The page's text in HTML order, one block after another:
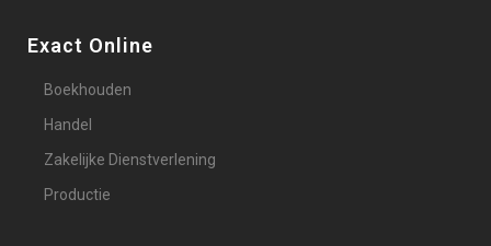
Exact Online
Boekhouden
Handel
Zakelijke Dienstverlening
Productie